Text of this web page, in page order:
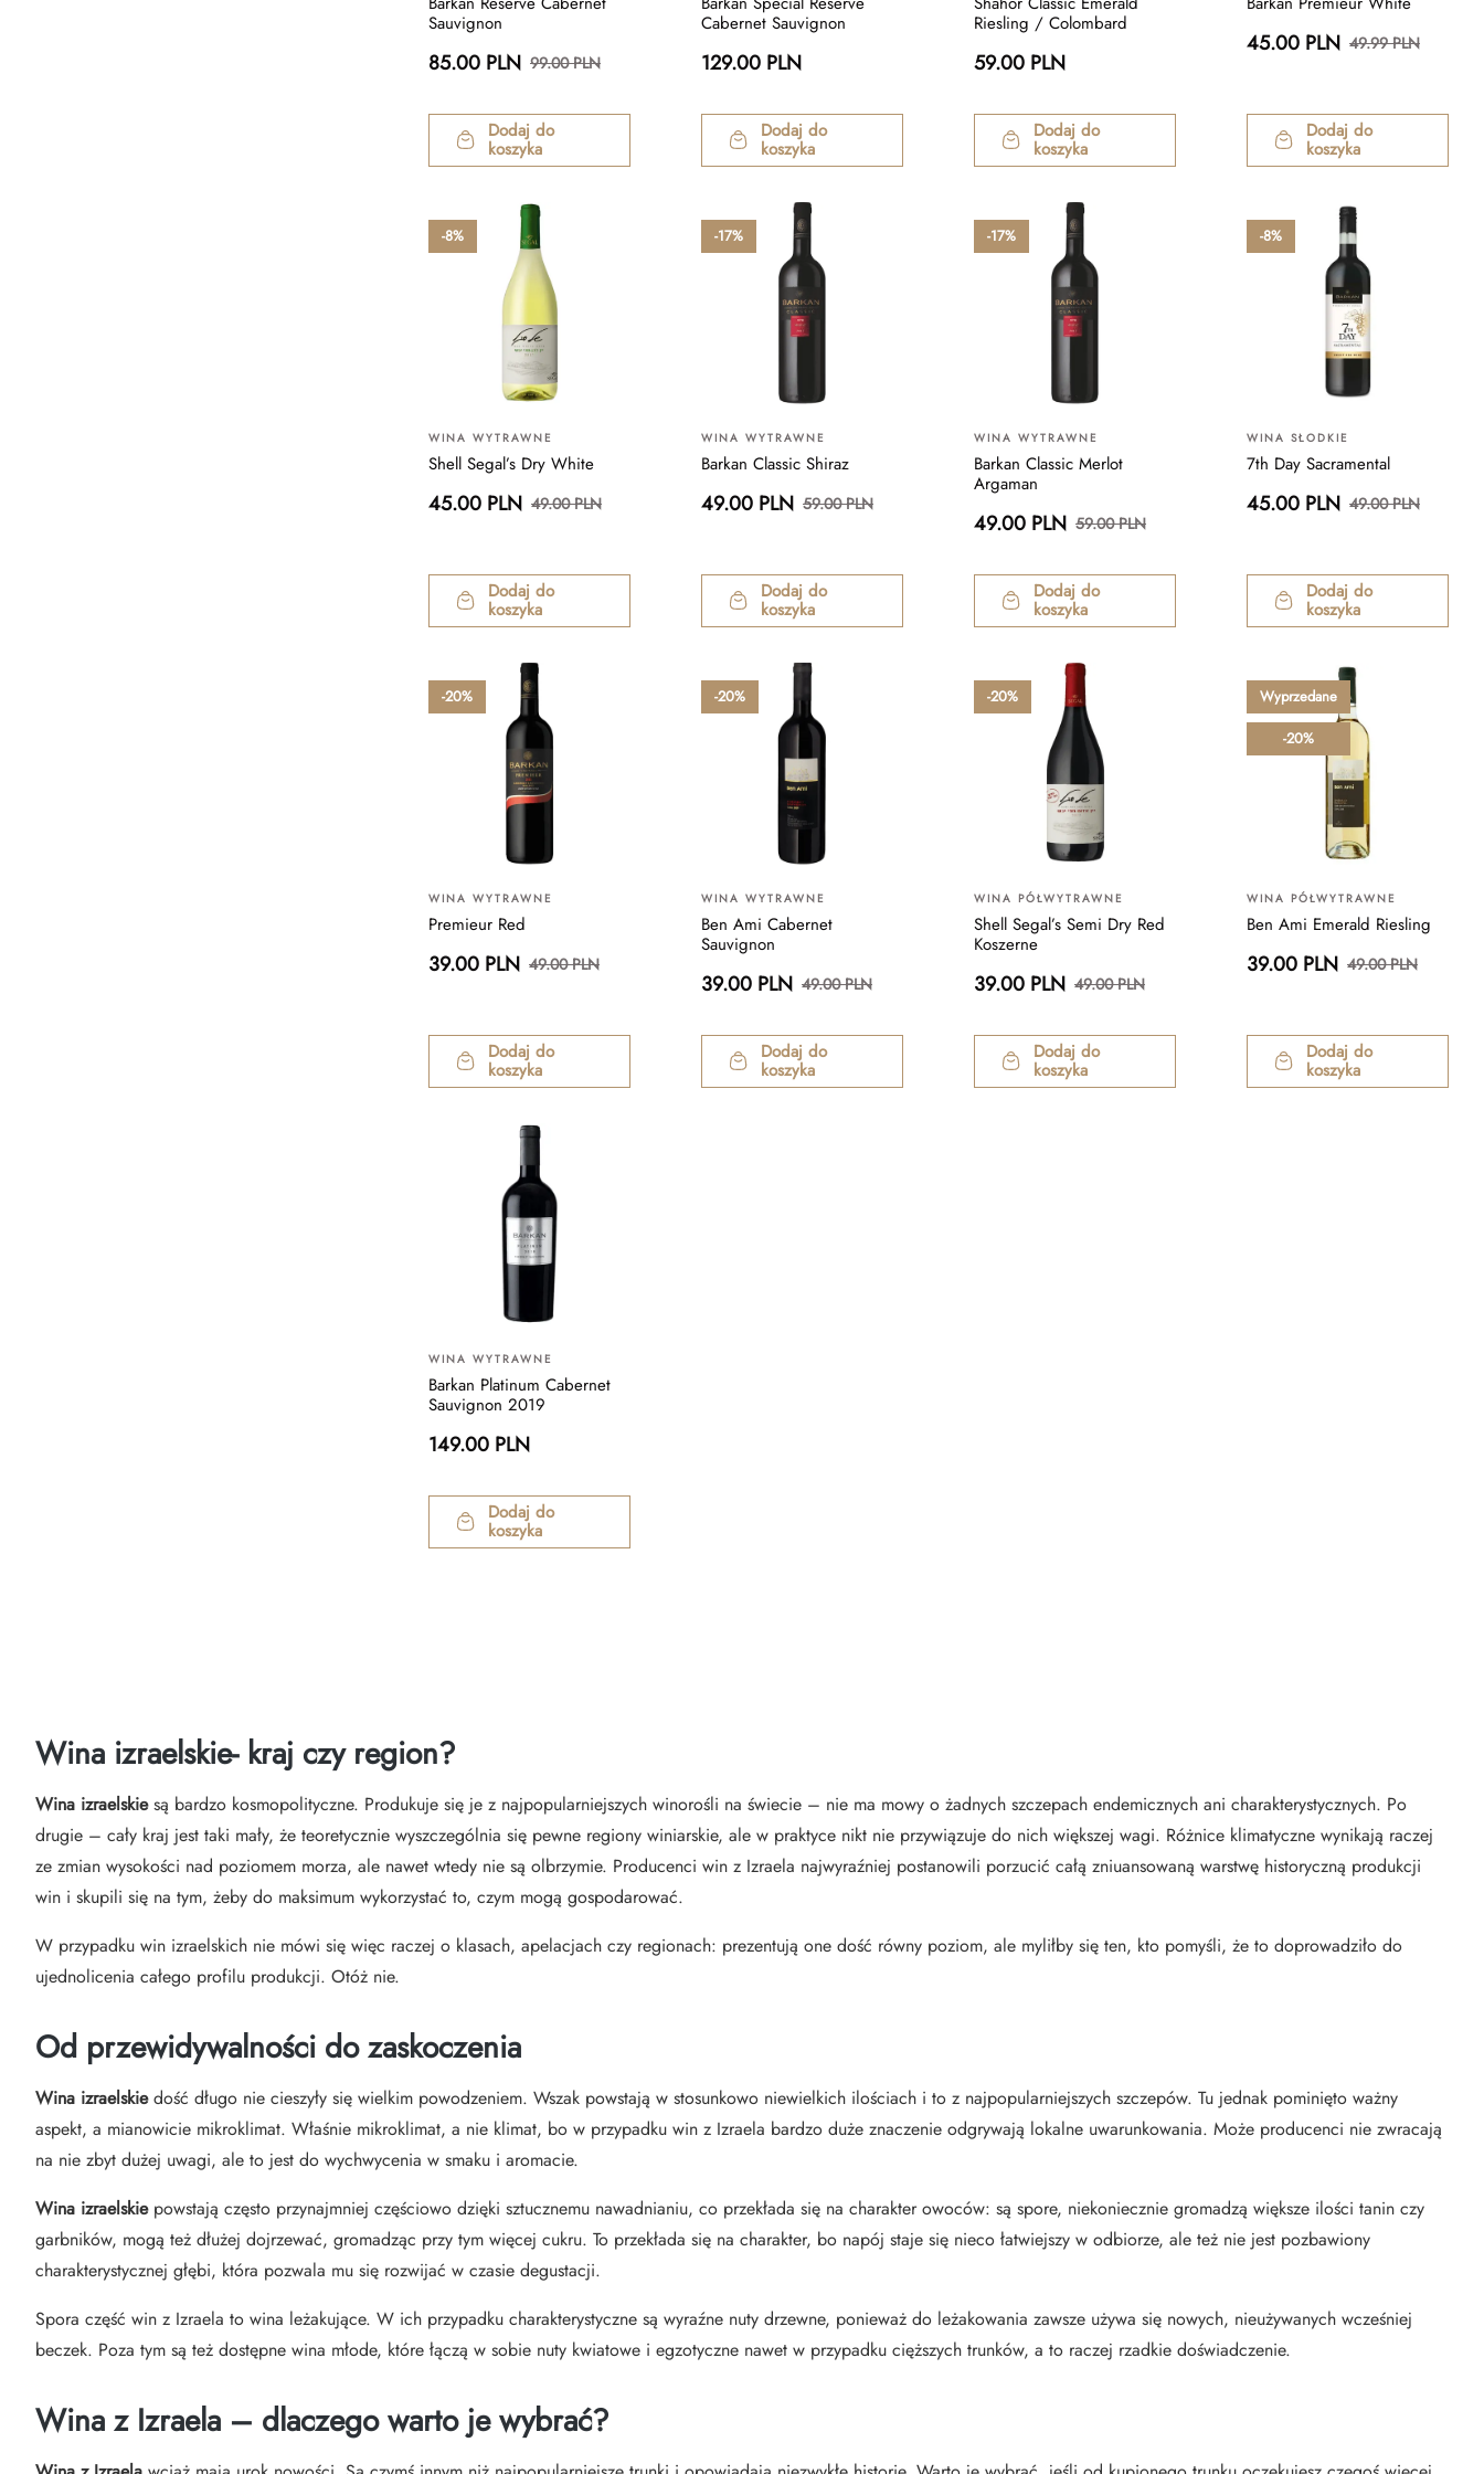
Sauvignon
85.00 PLN 99.00 PLN
Dodaj do
koszyka
Cabernet Sauvignon
129.00 PLN
Dodaj do
koszyka
Riesling / Colombard
59.00 PLN
Dodaj do
koszyka
45.00 PLN 49.99 PLN
Dodaj do
koszyka
-8%
WINA WYTRAWNE
Shell Segal’s Dry White
45.00 PLN 49.00 PLN
Dodaj do
koszyka
-17%
WINA WYTRAWNE
Barkan Classic Shiraz
49.00 PLN 59.00 PLN
Dodaj do
koszyka
-17%
WINA WYTRAWNE
Barkan Classic Merlot
Argaman
49.00 PLN 59.00 PLN
Dodaj do
koszyka
-8%
WINA SŁODKIE
7th Day Sacramental
45.00 PLN 49.00 PLN
Dodaj do
koszyka
-20%
WINA WYTRAWNE
Premieur Red
39.00 PLN 49.00 PLN
Dodaj do
koszyka
-20%
WINA WYTRAWNE
Ben Ami Cabernet
Sauvignon
39.00 PLN 49.00 PLN
Dodaj do
koszyka
-20%
WINA PÓŁWYTRAWNE
Shell Segal’s Semi Dry Red
Koszerne
39.00 PLN 49.00 PLN
Dodaj do
koszyka
Wyprzedane
-20%
WINA PÓŁWYTRAWNE
Ben Ami Emerald Riesling
39.00 PLN 49.00 PLN
Dodaj do
koszyka
WINA WYTRAWNE
Barkan Platinum Cabernet
Sauvignon 2019
149.00 PLN
Dodaj do
koszyka
Wina izraelskie- kraj czy region?
Wina izraelskiesą bardzo kosmopolityczne. Produkuje się je z najpopularniejszych winorośli na świecie – nie ma mowy o żadnych szczepach endemicznych ani charakterystycznych. Po
drugie – cały kraj jest taki mały, że teoretycznie wyszczególnia się pewne regiony winiarskie, ale w praktyce nikt nie przywiązuje do nich większej wagi. Różnice klimatyczne wynikają raczej
ze zmian wysokości nad poziomem morza, ale nawet wtedy nie są olbrzymie. Producenci win z Izraela najwyraźniej postanowili porzucić całą zniuansowaną warstwę historyczną produkcji
win i skupili się na tym, żeby do maksimum wykorzystać to, czym mogą gospodarować.
W przypadku win izraelskich nie mówi się więc raczej o klasach, apelacjach czy regionach: prezentują one dość równy poziom, ale myliłby się ten, kto pomyśli, że to doprowadziło do
ujednolicenia całego profilu produkcji. Otóż nie.
Od przewidywalności do zaskoczenia
Wina izraelskiedość długo nie cieszyły się wielkim powodzeniem. Wszak powstają w stosunkowo niewielkich ilościach i to z najpopularniejszych szczepów. Tu jednak pominięto ważny
aspekt, a mianowicie mikroklimat. Właśnie mikroklimat, a nie klimat, bo w przypadku win z Izraela bardzo duże znaczenie odgrywają lokalne uwarunkowania. Może producenci nie zwracają
na nie zbyt dużej uwagi, ale to jest do wychwycenia w smaku i aromacie.
Wina izraelskiepowstają często przynajmniej częściowo dzięki sztucznemu nawadnianiu, co przekłada się na charakter owoców: są spore, niekoniecznie gromadzą większe ilości tanin czy
garbników, mogą też dłużej dojrzewać, gromadząc przy tym więcej cukru. To przekłada się na charakter, bo napój staje się nieco łatwiejszy w odbiorze, ale też nie jest pozbawiony
charakterystycznej głębi, która pozwala mu się rozwijać w czasie degustacji.
Spora część win z Izraela to wina leżakujące. W ich przypadku charakterystyczne są wyraźne nuty drzewne, ponieważ do leżakowania zawsze używa się nowych, nieużywanych wcześniej
beczek. Poza tym są też dostępne wina młode, które łączą w sobie nuty kwiatowe i egzotyczne nawet w przypadku cięższych trunków, a to raczej rzadkie doświadczenie.
Wina z Izraela – dlaczego warto je wybrać?